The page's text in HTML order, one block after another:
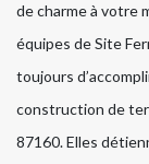
de charme à votre
équipes de Site
toujours
construction de
87160. Elles